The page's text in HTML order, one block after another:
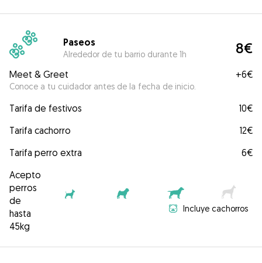
Paseos
Alrededor de tu barrio durante 1h 8€
Meet & Greet
Conoce a tu cuidador antes de la fecha de inicio.
+6€
Tarifa de festivos
10€
Tarifa cachorro
12€
Tarifa perro extra
6€
Acepto
perros
de
hasta
45kg
Incluye cachorros